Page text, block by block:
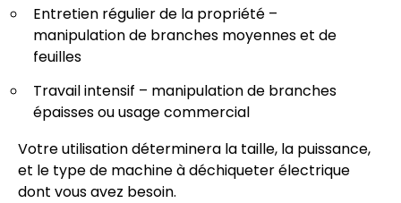
Entretien régulier de la propriété –
manipulation de branches moyennes et de
feuilles
Travail intensif – manipulation de branches
épaisses ou usage commercial
Votre utilisation déterminera la taille, la puissance,
et le type de machine à déchiqueter électrique
dont vous avez besoin.